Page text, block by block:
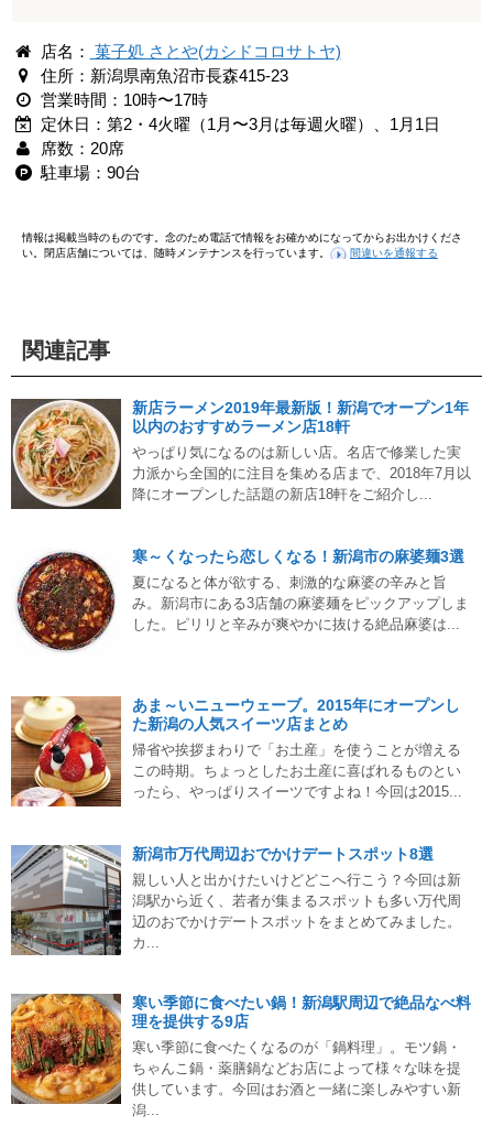
店名： 菓子処 さとや(カシドコロサトヤ)
住所：新潟県南魚沼市長森415-23
営業時間：10時〜17時
定休日：第2・4火曜（1月〜3月は毎週火曜）、1月1日
席数：20席
駐車場：90台
情報は掲載当時のものです。念のため電話で情報をお確かめになってからお出かけくださ
い。閉店店舗については、随時メンテナンスを行っています。
間違いを通報する
関連記事
新店ラーメン2019年最新版！新潟でオープン1年
以内のおすすめラーメン店18軒
やっぱり気になるのは新しい店。名店で修業した実
力派から全国的に注目を集める店まで、2018年7月以
降にオープンした話題の新店18軒をご紹介し...
寒～くなったら恋しくなる！新潟市の麻婆麺3選
夏になると体が欲する、刺激的な麻婆の辛みと旨
み。新潟市にある3店舗の麻婆麺をピックアップしま
した。ピリリと辛みが爽やかに抜ける絶品麻婆は...
あま～いニューウェーブ。2015年にオープンし
た新潟の人気スイーツ店まとめ
帰省や挨拶まわりで「お土産」を使うことが増える
この時期。ちょっとしたお土産に喜ばれるものとい
ったら、やっぱりスイーツですよね！今回は2015...
新潟市万代周辺おでかけデートスポット8選
親しい人と出かけたいけどどこへ行こう？今回は新
潟駅から近く、若者が集まるスポットも多い万代周
辺のおでかけデートスポットをまとめてみました。
カ...
寒い季節に食べたい鍋！新潟駅周辺で絶品なべ料
理を提供する9店
寒い季節に食べたくなるのが「鍋料理」。モツ鍋・
ちゃんこ鍋・薬膳鍋などお店によって様々な味を提
供しています。今回はお酒と一緒に楽しみやすい新
潟...